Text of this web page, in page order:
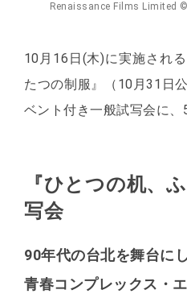
Renaissance Films Limited
10月16日(木)に実施され
たつの制服』（10月31日
ベント付き一般試写会に、
『ひとつの机、
写会
90年代の台北を舞台に
⻘春コンプレックス・